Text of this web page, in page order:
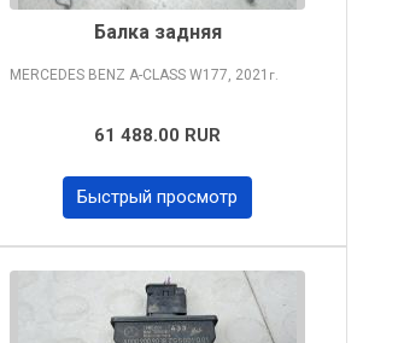
Балка задняя
MERCEDES BENZ A-CLASS W177, 2021 г.
61 488.00 RUR
Быстрый просмотр